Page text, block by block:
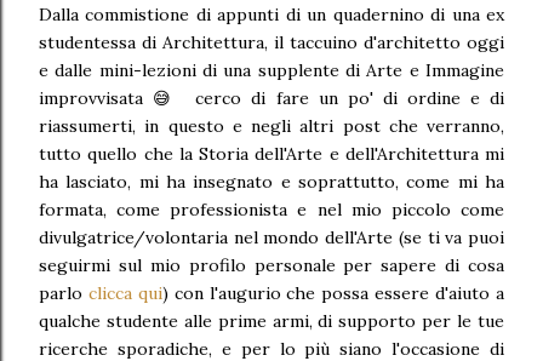
Dalla commistione di appunti di un quadernino di una ex
studentessa di Architettura, il taccuino d'architetto oggi
e dalle mini-lezioni di una supplente di Arte e Immagine
improvvisata 😅 cerco di fare un po' di ordine e di
riassumerti, in questo e negli altri post che verranno,
tutto quello che la Storia dell'Arte e dell'Architettura mi
ha lasciato, mi ha insegnato e soprattutto, come mi ha
formata, come professionista e nel mio piccolo come
divulgatrice/volontaria nel mondo dell'Arte (se ti va puoi
seguirmi sul mio profilo personale per sapere di cosa
parlo clicca qui) con l'augurio che possa essere d'aiuto a
qualche studente alle prime armi, di supporto per le tue
ricerche sporadiche, e per lo più siano l'occasione di